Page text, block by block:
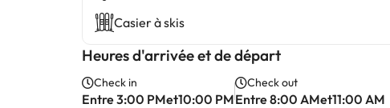
Casier à skis
Heures d'arrivée et de départ
Check in
Entre 3:00 PMet10:00 PM
Check out
Entre 8:00 AMet11:00 AM